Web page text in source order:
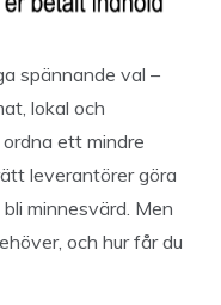
spännande val –
lokal och
ett mindre
leverantörer göra
minnesvärd. Men
och hur får du